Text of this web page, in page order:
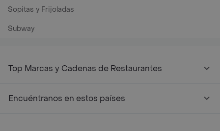
Sopitas y Frijoladas
Subway
Top Marcas y Cadenas de Restaurantes
Encuéntranos en estos países